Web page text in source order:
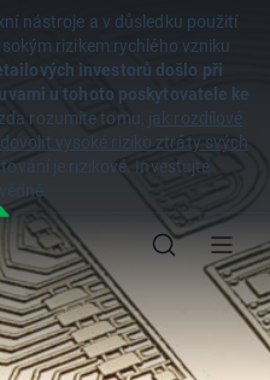
nástroje a v důsledku použití
rizikem rychlého vzniku
investorů došlo při
u tohoto poskytovatele ke
rozumíte tomu, jak rozdílové
vysoké riziko ztráty svých
je rizikové. Investujte